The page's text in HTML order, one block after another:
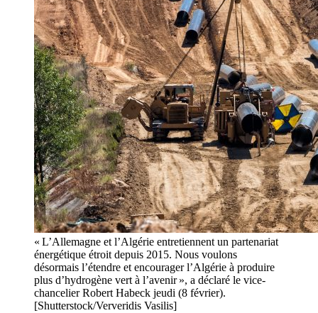
« L’Allemagne et l’Algérie entretiennent un partenariat
énergétique étroit depuis 2015. Nous voulons
désormais l’étendre et encourager l’Algérie à produire
plus d’hydrogène vert à l’avenir », a déclaré le vice-
chancelier Robert Habeck jeudi (8 février).
[Shutterstock/Ververidis Vasilis]